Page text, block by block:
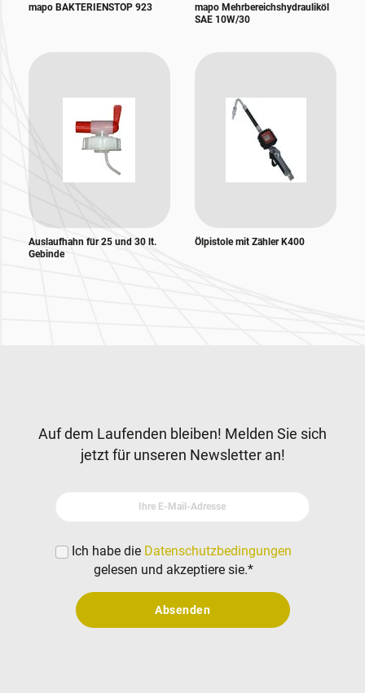
mapo BAKTERIENSTOP 923
mapo Mehrbereichshydrauliköl
SAE 10W/30
Auslaufhahn für 25 und 30 lt.
Gebinde
Ölpistole mit Zähler K400
Newsletter
Auf dem Laufenden bleiben! Melden Sie sich
jetzt für unseren Newsletter an!
Ihre E-Mail-Adresse
Ich habe die Datenschutzbedingungen
gelesen und akzeptiere sie.*
Absenden